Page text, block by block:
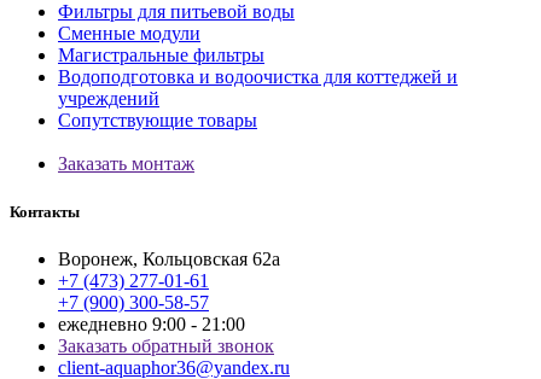
Фильтры для питьевой воды
Сменные модули
Магистральные фильтры
Водоподготовка и водоочистка для коттеджей и
учреждений
Сопутствующие товары
Заказать монтаж
Контакты
Воронеж, Кольцовская 62а
+7 (473) 277-01-61
+7 (900) 300-58-57
ежедневно 9:00 - 21:00
Заказать обратный звонок
client-aquaphor36@yandex.ru